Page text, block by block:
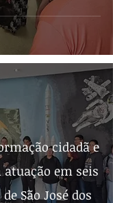
cidadã e
em seis
São José dos